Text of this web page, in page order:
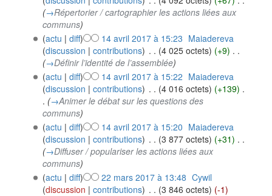
(→Répertorier / cartographier les actions liées aux
communs)
(actu | diff) 14 avril 2017 à 15:23 Maiadereva
(discussion | contributions) . . (4 025 octets) (+9) . .
(→Définir l’identité de l’assemblée)
(actu | diff) 14 avril 2017 à 15:22 Maiadereva
(discussion | contributions) . . (4 016 octets) (+139) .
. (→Animer le débat sur les questions des
communs)
(actu | diff) 14 avril 2017 à 15:20 Maiadereva
(discussion | contributions) . . (3 877 octets) (+31) . .
(→Diffuser / populariser les actions liées aux
communs)
(actu | diff) 22 mars 2017 à 13:48 Cywil
(discussion | contributions) . . (3 846 octets) (-1)